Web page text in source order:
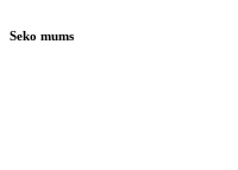
Seko mums